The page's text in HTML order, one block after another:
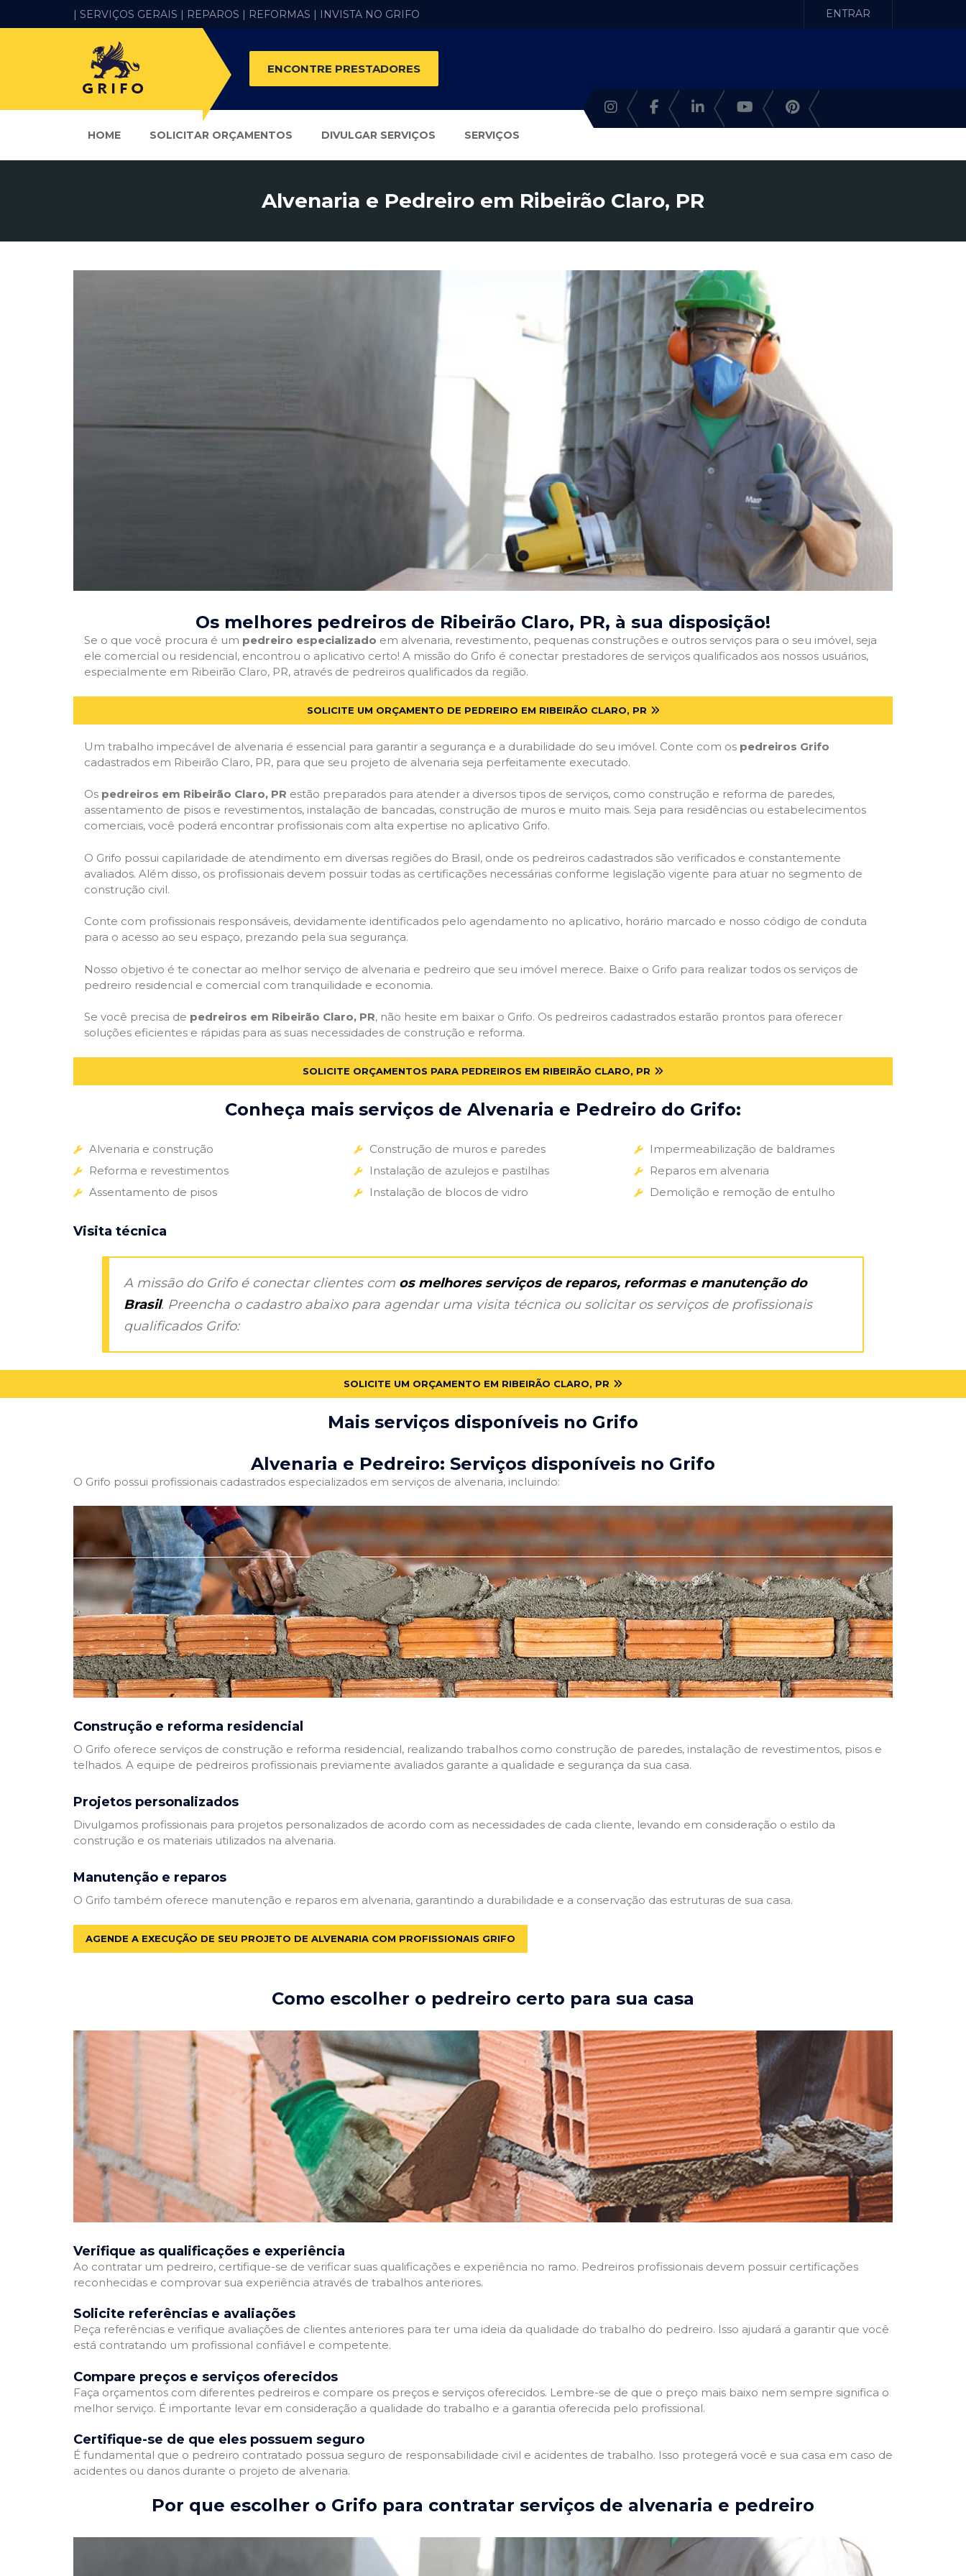
| SERVIÇOS GERAIS | REPAROS | REFORMAS | INVISTA NO GRIFO ENTRAR
ENCONTRE PRESTADORES
HOME SOLICITAR ORÇAMENTOS DIVULGAR SERVIÇOS SERVIÇOS
Alvenaria e Pedreiro em Ribeirão Claro, PR
Os melhores pedreiros de Ribeirão Claro, PR, à sua disposição!
Se o que você procura é um pedreiro especializado em alvenaria, revestimento, pequenas construções e outros serviços para o seu imóvel, seja
ele comercial ou residencial, encontrou o aplicativo certo! A missão do Grifo é conectar prestadores de serviços qualificados aos nossos usuários,
especialmente em Ribeirão Claro, PR, através de pedreiros qualificados da região.
SOLICITE UM ORÇAMENTO DE PEDREIRO EM RIBEIRÃO CLARO, PR
Um trabalho impecável de alvenaria é essencial para garantir a segurança e a durabilidade do seu imóvel. Conte com os pedreiros Grifo
cadastrados em Ribeirão Claro, PR, para que seu projeto de alvenaria seja perfeitamente executado.
Os pedreiros em Ribeirão Claro, PR estão preparados para atender a diversos tipos de serviços, como construção e reforma de paredes,
assentamento de pisos e revestimentos, instalação de bancadas, construção de muros e muito mais. Seja para residências ou estabelecimentos
comerciais, você poderá encontrar profissionais com alta expertise no aplicativo Grifo.
O Grifo possui capilaridade de atendimento em diversas regiões do Brasil, onde os pedreiros cadastrados são verificados e constantemente
avaliados. Além disso, os profissionais devem possuir todas as certificações necessárias conforme legislação vigente para atuar no segmento de
construção civil.
Conte com profissionais responsáveis, devidamente identificados pelo agendamento no aplicativo, horário marcado e nosso código de conduta
para o acesso ao seu espaço, prezando pela sua segurança.
Nosso objetivo é te conectar ao melhor serviço de alvenaria e pedreiro que seu imóvel merece. Baixe o Grifo para realizar todos os serviços de
pedreiro residencial e comercial com tranquilidade e economia.
Se você precisa de pedreiros em Ribeirão Claro, PR, não hesite em baixar o Grifo. Os pedreiros cadastrados estarão prontos para oferecer
soluções eficientes e rápidas para as suas necessidades de construção e reforma.
SOLICITE ORÇAMENTOS PARA PEDREIROS EM RIBEIRÃO CLARO, PR
Conheça mais serviços de Alvenaria e Pedreiro do Grifo:
Alvenaria e construção
Reforma e revestimentos
Assentamento de pisos
Construção de muros e paredes
Instalação de azulejos e pastilhas
Instalação de blocos de vidro
Impermeabilização de baldrames
Reparos em alvenaria
Demolição e remoção de entulho
Visita técnica
A missão do Grifo é conectar clientes com os melhores serviços de reparos, reformas e manutenção do
Brasil. Preencha o cadastro abaixo para agendar uma visita técnica ou solicitar os serviços de profissionais
qualificados Grifo:
SOLICITE UM ORÇAMENTO EM RIBEIRÃO CLARO, PR
Mais serviços disponíveis no Grifo
Alvenaria e Pedreiro: Serviços disponíveis no Grifo
O Grifo possui profissionais cadastrados especializados em serviços de alvenaria, incluindo:
Construção e reforma residencial
O Grifo oferece serviços de construção e reforma residencial, realizando trabalhos como construção de paredes, instalação de revestimentos, pisos e
telhados. A equipe de pedreiros profissionais previamente avaliados garante a qualidade e segurança da sua casa.
Projetos personalizados
Divulgamos profissionais para projetos personalizados de acordo com as necessidades de cada cliente, levando em consideração o estilo da
construção e os materiais utilizados na alvenaria.
Manutenção e reparos
O Grifo também oferece manutenção e reparos em alvenaria, garantindo a durabilidade e a conservação das estruturas de sua casa.
AGENDE A EXECUÇÃO DE SEU PROJETO DE ALVENARIA COM PROFISSIONAIS GRIFO
Como escolher o pedreiro certo para sua casa
Verifique as qualificações e experiência
Ao contratar um pedreiro, certifique-se de verificar suas qualificações e experiência no ramo. Pedreiros profissionais devem possuir certificações
reconhecidas e comprovar sua experiência através de trabalhos anteriores.
Solicite referências e avaliações
Peça referências e verifique avaliações de clientes anteriores para ter uma ideia da qualidade do trabalho do pedreiro. Isso ajudará a garantir que você
está contratando um profissional confiável e competente.
Compare preços e serviços oferecidos
Faça orçamentos com diferentes pedreiros e compare os preços e serviços oferecidos. Lembre-se de que o preço mais baixo nem sempre significa o
melhor serviço. É importante levar em consideração a qualidade do trabalho e a garantia oferecida pelo profissional.
Certifique-se de que eles possuem seguro
É fundamental que o pedreiro contratado possua seguro de responsabilidade civil e acidentes de trabalho. Isso protegerá você e sua casa em caso de
acidentes ou danos durante o projeto de alvenaria.
Por que escolher o Grifo para contratar serviços de alvenaria e pedreiro